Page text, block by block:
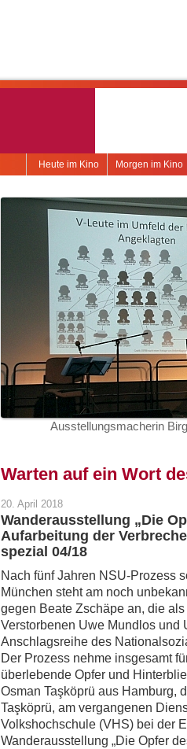
Morgen im Kino
Heute im Kino
Ausstellungsmacherin
Warten auf ein Wort
20. April 2018
Wanderausstellung „Die
Aufarbeitung der
spezial 04/18
Nach fünf Jahren NSU-Prozess
München steht am noch
gegen Beate Zschäpe an, die
Verstorbenen Uwe Mundlos und
Anschlagsreihe des
Der Prozess nehme insgesamt
überlebende Opfer und
Osman Taşköprü aus Hamburg,
Taşköprü, am vergangenen
Volkshochschule (VHS) bei der
Wanderausstellung „Die Opfer